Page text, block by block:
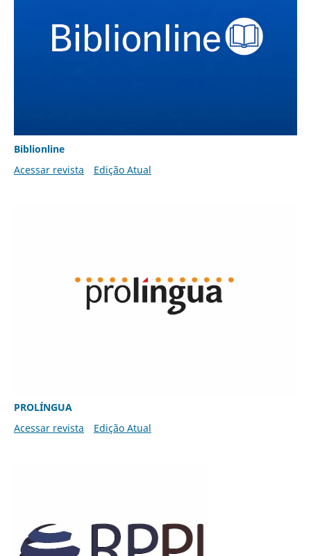
Biblionline
Acessar revista
Edição Atual
PROLÍNGUA
Acessar revista
Edição Atual